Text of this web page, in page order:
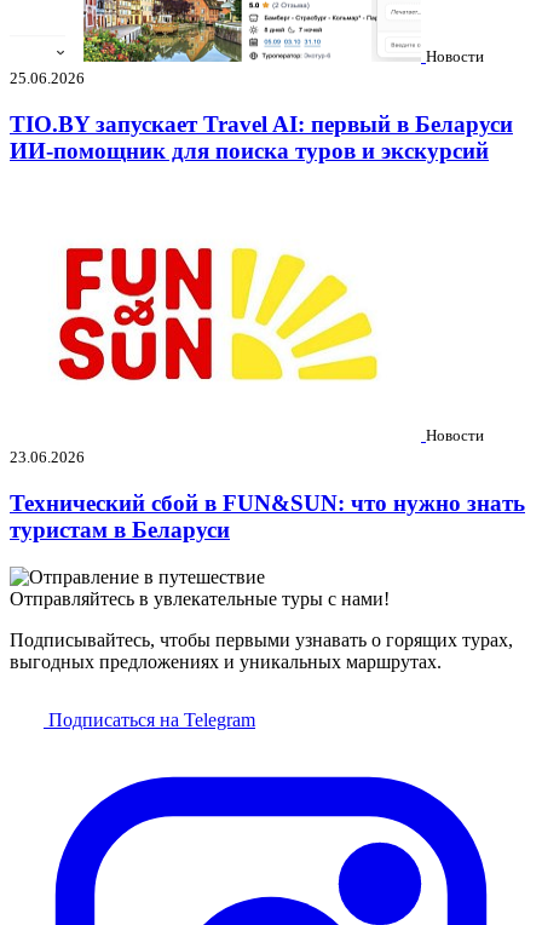
Новости
25.06.2026
TIO.BY запускает Travel AI: первый в Беларуси
ИИ-помощник для поиска туров и экскурсий
Новости
23.06.2026
Технический сбой в FUN&SUN: что нужно знать
туристам в Беларуси
Отправляйтесь в увлекательные туры с нами!
Подписывайтесь, чтобы первыми узнавать о горящих турах,
выгодных предложениях и уникальных маршрутах.
Подписаться на Telegram